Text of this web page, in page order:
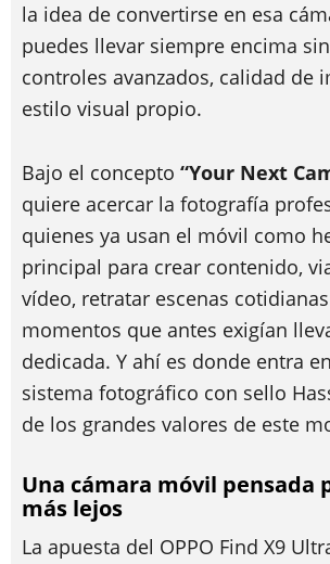
la idea de convertirse en esa
puedes llevar siempre encima
controles avanzados, calidad de
estilo visual propio.
Bajo el concepto “Your Next
quiere acercar la fotografía
quienes ya usan el móvil como
principal para crear contenido,
vídeo, retratar escenas
momentos que antes exigían
dedicada. Y ahí es donde entra
sistema fotográfico con sello
de los grandes valores de este
Una cámara móvil pensada
más lejos
La apuesta del OPPO Find X9